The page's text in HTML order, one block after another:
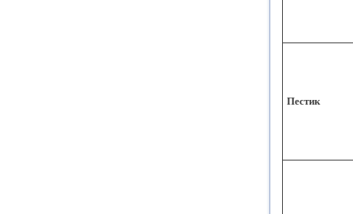
Пестик